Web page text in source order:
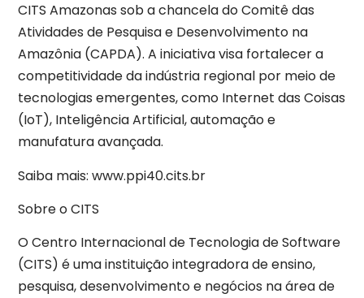
CITS Amazonas sob a chancela do Comitê das
Atividades de Pesquisa e Desenvolvimento na
Amazônia (CAPDA). A iniciativa visa fortalecer a
competitividade da indústria regional por meio de
tecnologias emergentes, como Internet das Coisas
(IoT), Inteligência Artificial, automação e
manufatura avançada.
Saiba mais: www.ppi40.cits.br
Sobre o CITS
O Centro Internacional de Tecnologia de Software
(CITS) é uma instituição integradora de ensino,
pesquisa, desenvolvimento e negócios na área de